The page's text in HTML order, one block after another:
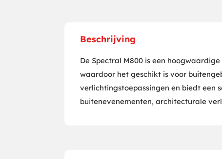
Beschrijving
De Spectral M800 is een
waardoor het geschikt is voor
verlichtingstoepassingen en biedt een
buitenevenementen, architecturale